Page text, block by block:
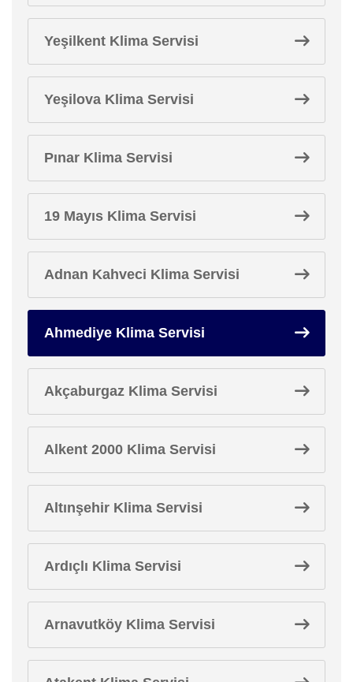
Yeşilkent Klima Servisi
Yeşilova Klima Servisi
Pınar Klima Servisi
19 Mayıs Klima Servisi
Adnan Kahveci Klima Servisi
Ahmediye Klima Servisi
Akçaburgaz Klima Servisi
Alkent 2000 Klima Servisi
Altınşehir Klima Servisi
Ardıçlı Klima Servisi
Arnavutköy Klima Servisi